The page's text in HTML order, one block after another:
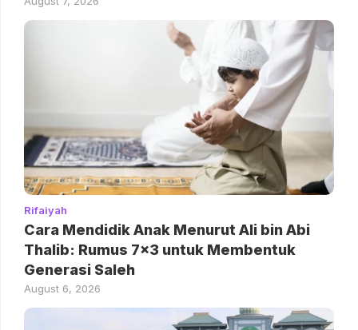
Rifaiyah
Cara Mendidik Anak Menurut Ali bin Abi
Thalib: Rumus 7×3 untuk Membentuk
Generasi Saleh
August 6, 2026